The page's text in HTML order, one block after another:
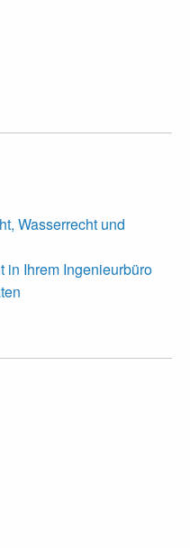
Wasserrecht und
in Ihrem Ingenieurbüro